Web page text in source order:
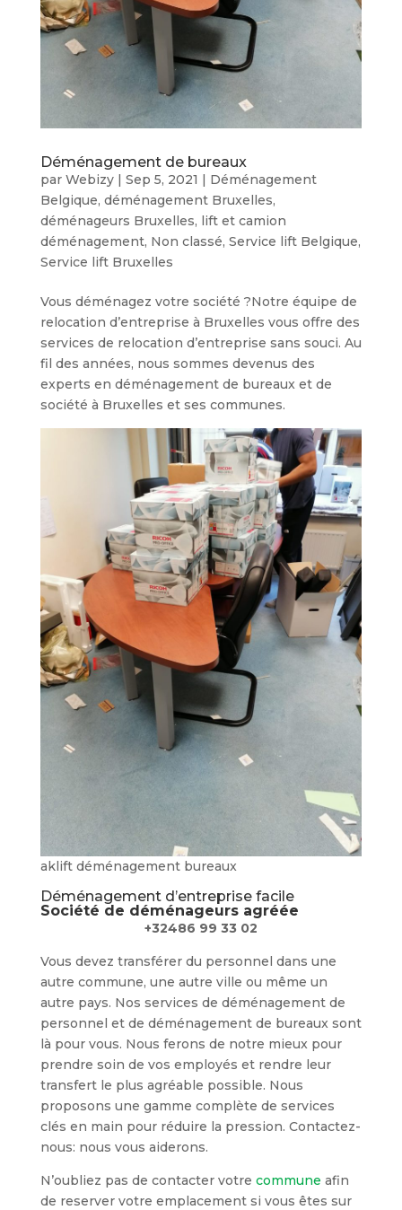
Déménagement de bureaux
par Webizy| Sep 5, 2021 | Déménagement
Belgique, déménagement Bruxelles,
déménageurs Bruxelles, lift et camion
déménagement, Non classé, Service lift Belgique,
Service lift Bruxelles
Vous déménagez votre société ?Notre équipe de
relocation d’entreprise à Bruxelles vous offre des
services de relocation d’entreprise sans souci. Au
fil des années, nous sommes devenus des
experts en déménagement de bureaux et de
société à Bruxelles et ses communes.
aklift déménagement bureaux
Déménagement d’entreprise facile
Société de déménageurs agréée
+32486 99 33 02
Vous devez transférer du personnel dans une
autre commune, une autre ville ou même un
autre pays. Nos services de déménagement de
personnel et de déménagement de bureaux sont
là pour vous. Nous ferons de notre mieux pour
prendre soin de vos employés et rendre leur
transfert le plus agréable possible. Nous
proposons une gamme complète de services
clés en main pour réduire la pression. Contactez-
nous: nous vous aiderons.
N’oubliez pas de contacter votre commune afin
de reserver votre emplacement si vous êtes sur